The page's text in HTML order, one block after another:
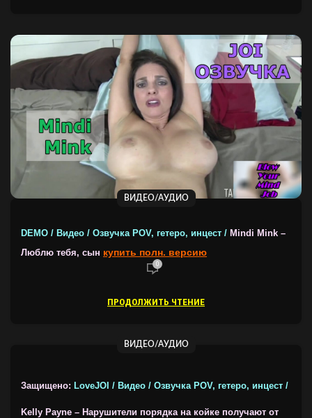
ВИДЕО/АУДИО
DEMO / Видео / Озвучка POV, гетеро, инцест / Mindi Mink –
Люблю тебя, сын купить полн. версию
0
ПРОДОЛЖИТЬ ЧТЕНИЕ
ВИДЕО/АУДИО
Защищено: LoveJOI / Видео / Озвучка POV, гетеро, инцест /
Kelly Payne – Нарушители порядка на койке получают от